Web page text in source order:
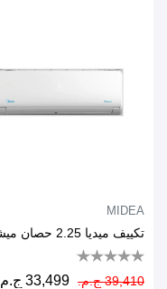
MIDEA
39,410 ج.م. 33,499 ج.م.